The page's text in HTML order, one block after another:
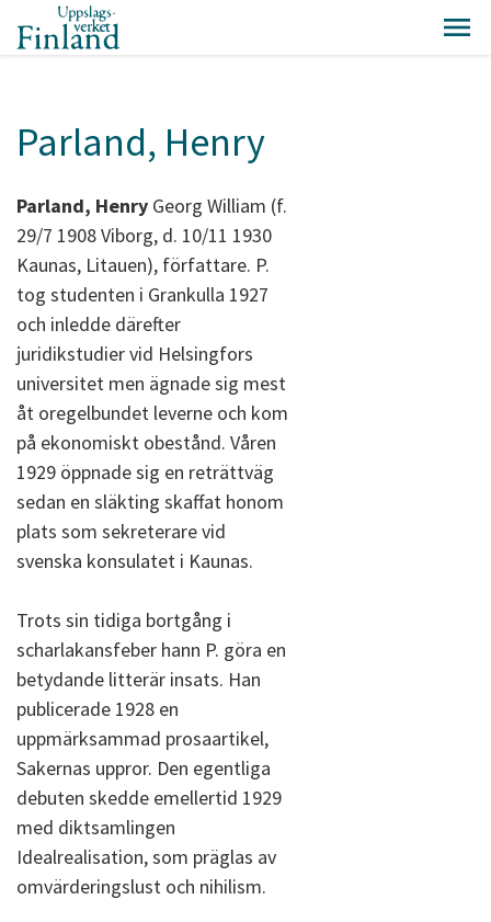
Parland, Henry
Parland, Henry Georg William (f.
29/7 1908 Viborg, d. 10/11 1930
Kaunas, Litauen), författare. P.
tog studenten i Grankulla 1927
och inledde därefter
juridikstudier vid Helsingfors
universitet men ägnade sig mest
åt oregelbundet leverne och kom
på ekonomiskt obestånd. Våren
1929 öppnade sig en reträttväg
sedan en släkting skaffat honom
plats som sekreterare vid
svenska konsulatet i Kaunas.
Trots sin tidiga bortgång i
scharlakansfeber hann P. göra en
betydande litterär insats. Han
publicerade 1928 en
uppmärksammad prosaartikel,
Sakernas uppror. Den egentliga
debuten skedde emellertid 1929
med diktsamlingen
Idealrealisation, som präglas av
omvärderingslust och nihilism.